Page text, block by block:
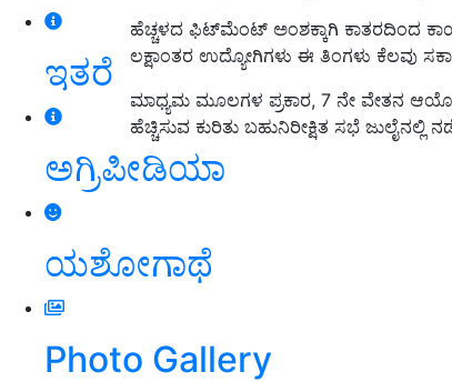
ಇತರೆ
ಅಗ್ರಿಪೀಡಿಯಾ
ಯಶೋಗಾಥೆ
Photo Gallery
ಹೆಚ್ಚಳದ ಫಿಟ್‌ಮೆಂಟ್ ಅಂಶಕ್ಕಾಗಿ ಕಾತರದಿಂದ
ಲಕ್ಷಾಂತರ ಉದ್ಯೋಗಿಗಳು ಈ ತಿಂಗಳು ಕೆಲವು
ಮಾಧ್ಯಮ ಮೂಲಗಳ ಪ್ರಕಾರ, 7 ನೇ ವೇತನ
ಹೆಚ್ಚಿಸುವ ಕುರಿತು ಬಹುನಿರೀಕ್ಷಿತ ಸಭೆ